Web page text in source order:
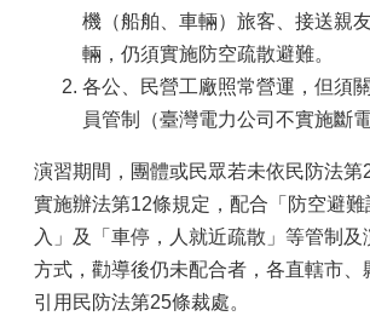
機（船舶、車輛）旅客、接送親
輛，仍須實施防空疏散避難。
各公、民營工廠照常營運，但須
員管制（臺灣電力公司不實施斷電
演習期間，團體或民眾若未依民防法第
實施辦法第12條規定，配合「防空避
入」及「車停，人就近疏散」等管制
方式，勸導後仍未配合者，各直轄市、
引用民防法第25條裁處。